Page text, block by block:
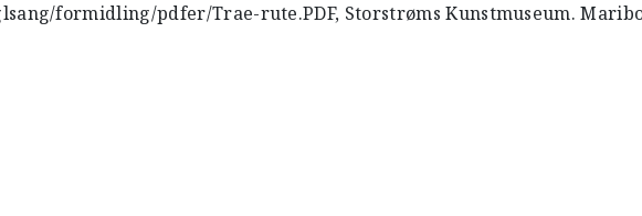
formidling/pdfer/Trae-rute.PDF, Storstrøms Kunstmuseum.